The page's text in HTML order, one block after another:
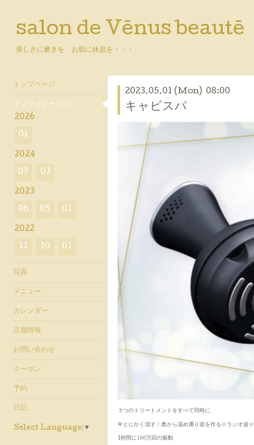
salon de Vēnus beautē
美しさに磨きを お肌に休息を・・・
2023.05.01 (Mon) 08:00
キャビスパ
３つのトリートメントをすべて同時に
🌹とにかく流す！ 奥から温め通り道を作る☆ラジオ波☆
1秒間に100 万回の振動
トップページ
インフォメーション
2026
01
2024
07 03
2023
06 05 01
2022
11 10 01
写真
メニュー
カレンダー
店舗情報
お問い合わせ
クーポン
予約
日記
Select Language ▼